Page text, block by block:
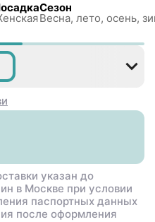
Сезон
Весна, лето, осень,
38
указан до
в Москве при условии
паспортных данных
после оформления